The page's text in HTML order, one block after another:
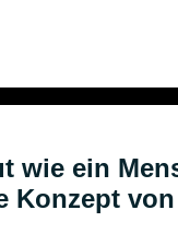
wie ein
Konzept